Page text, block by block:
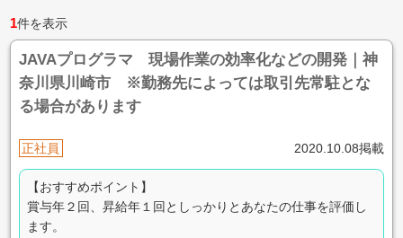
1件を表示
JAVAプログラマ 現場作業の効率化などの開発｜神
奈川県川崎市 ※勤務先によっては取引先常駐とな
る場合があります
正社員 2020.10.08掲載
【おすすめポイント】
賞与年２回、昇給年１回としっかりとあなたの仕事を評価し
ます。